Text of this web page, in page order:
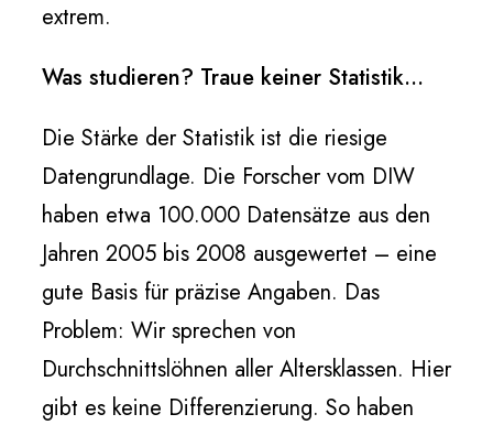
extrem.
Was studieren? Traue keiner Statistik…
Die Stärke der Statistik ist die riesige
Datengrundlage. Die Forscher vom DIW
haben etwa 100.000 Datensätze aus den
Jahren 2005 bis 2008 ausgewertet – eine
gute Basis für präzise Angaben. Das
Problem: Wir sprechen von
Durchschnittslöhnen aller Altersklassen. Hier
gibt es keine Differenzierung. So haben